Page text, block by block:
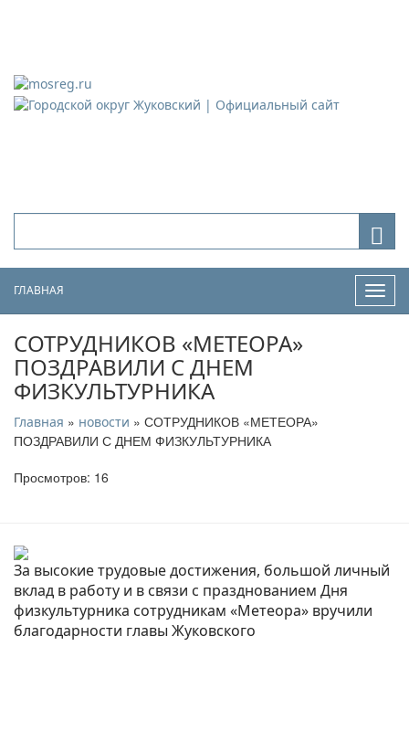
ГЛАВНАЯ
СОТРУДНИКОВ «МЕТЕОРА»
ПОЗДРАВИЛИ С ДНЕМ
ФИЗКУЛЬТУРНИКА
Главная » новости » СОТРУДНИКОВ «МЕТЕОРА»
ПОЗДРАВИЛИ С ДНЕМ ФИЗКУЛЬТУРНИКА
Просмотров: 16
За высокие трудовые достижения, большой личный
вклад в работу и в связи с празднованием Дня
физкультурника сотрудникам «Метеора» вручили
благодарности главы Жуковского